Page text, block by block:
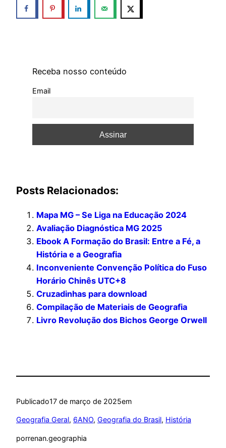
Receba nosso conteúdo
Email
Posts Relacionados:
Mapa MG – Se Liga na Educação 2024
Avaliação Diagnóstica MG 2025
Ebook A Formação do Brasil: Entre a Fé, a
História e a Geografia
Inconveniente Convenção Política do Fuso
Horário Chinês UTC+8
Cruzadinhas para download
Compilação de Materiais de Geografia
Livro Revolução dos Bichos George Orwell
Publicado17 de março de 2025em
Geografia Geral, 6ANO, Geografia do Brasil, História
porrenan.geographia